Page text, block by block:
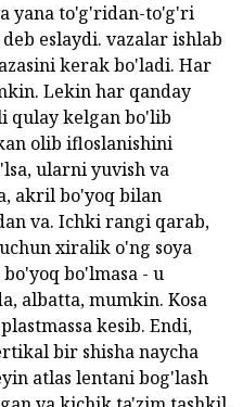
yana to'g'ridan-to'g'ri
eslaydi. vazalar ishlab
kerak bo'ladi. Har
Lekin har qanday
qulay kelgan bo'lib
olib ifloslanishini
ularni yuvish va
akril bo'yoq bilan
va. Ichki rangi qarab,
xiralik o'ng soya
bo'lmasa - u
albatta, mumkin. Kosa
kesib. Endi,
bir shisha naycha
atlas lentani bog'lash